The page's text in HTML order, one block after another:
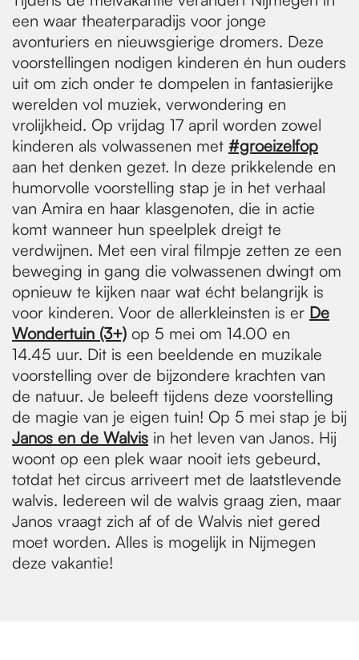
een waar theaterparadijs voor jonge
avonturiers en nieuwsgierige dromers. Deze
voorstellingen nodigen kinderen én hun ouders
uit om zich onder te dompelen in fantasierijke
werelden vol muziek, verwondering en
vrolijkheid. Op vrijdag 17 april worden zowel
kinderen als volwassenen met #groeizelfop
aan het denken gezet. In deze prikkelende en
humorvolle voorstelling stap je in het verhaal
van Amira en haar klasgenoten, die in actie
komt wanneer hun speelplek dreigt te
verdwijnen. Met een viral filmpje zetten ze een
beweging in gang die volwassenen dwingt om
opnieuw te kijken naar wat écht belangrijk is
voor kinderen. Voor de allerkleinsten is er De
Wondertuin (3+) op 5 mei om 14.00 en
14.45 uur. Dit is een beeldende en muzikale
voorstelling over de bijzondere krachten van
de natuur. Je beleeft tijdens deze voorstelling
de magie van je eigen tuin! Op 5 mei stap je bij
Janos en de Walvis in het leven van Janos. Hij
woont op een plek waar nooit iets gebeurd,
totdat het circus arriveert met de laatstlevende
walvis. Iedereen wil de walvis graag zien, maar
Janos vraagt zich af of de Walvis niet gered
moet worden. Alles is mogelijk in Nijmegen
deze vakantie!